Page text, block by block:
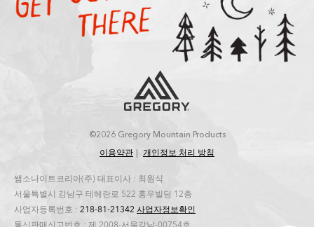
©2026 Gregory Mountain Products
이용약관
개인정보 처리 방침
쌤소나이트코리아(주) 대표이사 : 최원식
서울특별시 강남구 테헤란로 522 홍우빌딩 12층
사업자등록번호 : 218-81-21342 사업자정보확인